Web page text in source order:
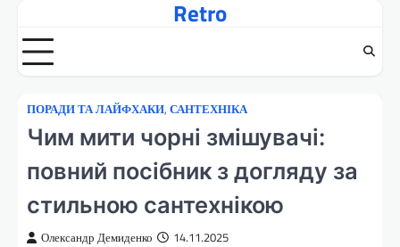
вмісту
Retro
ПОРАДИ ТА ЛАЙФХАКИ, САНТЕХНІКА
Чим мити чорні змішувачі:
повний посібник з догляду за
стильною сантехнікою
Олександр Демиденко 14.11.2025